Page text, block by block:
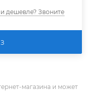
дешевле? Звоните
магазина и может